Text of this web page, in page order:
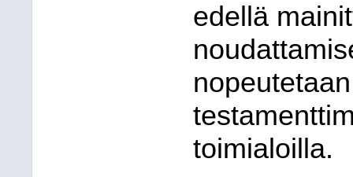
edellä
toimialoilla.